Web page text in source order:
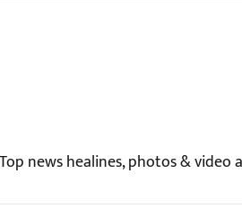
news healines, photos &